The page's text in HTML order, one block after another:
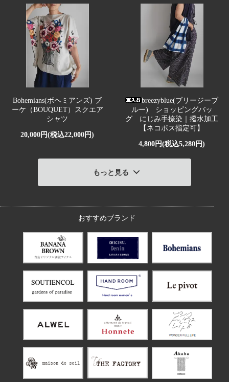
Bohemians(ボヘミアンズ) ブ
ーケ（BOUQUET）スクエア
シャツ
20,000円(税込22,000円)
breezyblue(ブリージーブ
ルー) ショッピングバッ
グ にじみ手捺染｜撥水加工
【ネコポス指定可】
4,800円(税込5,280円)
もっと見る
おすすめブランド